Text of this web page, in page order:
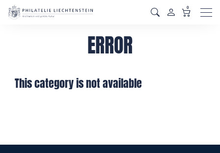
0
ERROR
This category is not available